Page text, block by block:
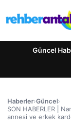
Güncel
Haberler›Güncel›
SON HABERLER |
annesi ve erkek